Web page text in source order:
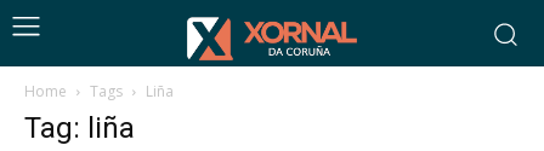
Home Tags Liña
Tag: liña